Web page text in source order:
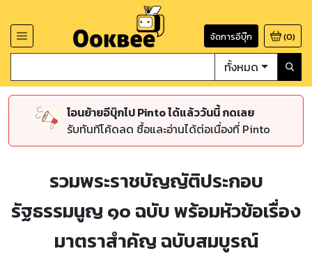
จัดการอีบุ๊ก (0)
ทั้งหมด
โอนย้ายอีบุ๊กไป Pinto ได้แล้ววันนี้ กดเลย
รับทันทีโค้ดลด ซื้อและอ่านได้ต่อเนื่องที่ Pinto
รวมพระราชบัญญัติประกอบ
รัฐธรรมนูญ ๑๐ ฉบับ พร้อมหัวข้อเรื่อง
มาตราสำคัญ ฉบับสมบูรณ์